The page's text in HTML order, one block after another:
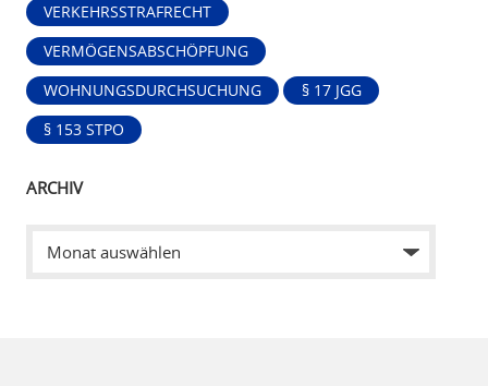
VERKEHRSSTRAFRECHT
VERMÖGENSABSCHÖPFUNG
WOHNUNGSDURCHSUCHUNG § 17 JGG
§ 153 STPO
ARCHIV